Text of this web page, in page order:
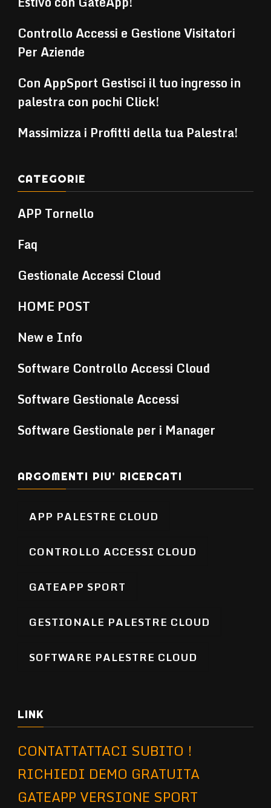
Controllo Accessi e Gestione Visitatori
Per Aziende
Con AppSport Gestisci il tuo ingresso in
palestra con pochi Click!
Massimizza i Profitti della tua Palestra!
CATEGORIE
APP Tornello
Faq
Gestionale Accessi Cloud
HOME POST
New e Info
Software Controllo Accessi Cloud
Software Gestionale Accessi
Software Gestionale per i Manager
ARGOMENTI PIU’ RICERCATI
APP PALESTRE CLOUD
CONTROLLO ACCESSI CLOUD
GATEAPP SPORT
GESTIONALE PALESTRE CLOUD
SOFTWARE PALESTRE CLOUD
LINK
CONTATTATTACI SUBITO !
RICHIEDI DEMO GRATUITA
GATEAPP VERSIONE SPORT